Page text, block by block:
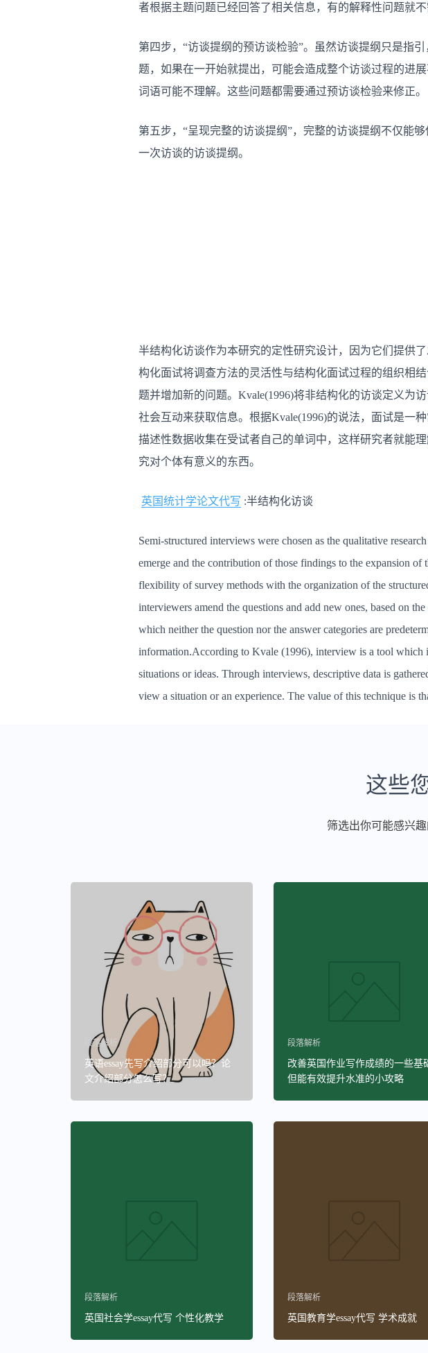
者根据主题问题已经回答了相关信息，有的解释性问题就不
第四步，“访谈提纲的预访谈检验”。虽然访谈提纲只是指
题，如果在一开始就提出，可能会造成整个访谈过程的进
词语可能不理解。这些问题都需要通过预访谈检验来修正。
第五步，“呈现完整的访谈提纲”，完整的访谈提纲不仅能
一次访谈的访谈提纲。
半结构化访谈作为本研究的定性研究设计，因为它们提供
构化面试将调查方法的灵活性与结构化面试过程的组织相
题并增加新的问题。Kvale(1996)将非结构化的访谈定义为
社会互动来获取信息。根据Kvale(1996)的说法，面试是一
描述性数据收集在受试者自己的单词中，这样研究者就能
究对个体有意义的东西。
英国统计学论文代写 :半结构化访谈
Semi-structured interviews were chosen as the qualitative
emerge and the contribution of those findings to the expansion
flexibility of survey methods with the organization of the
interviewers amend the questions and add new ones, based on
which neither the question nor the answer categories are
information.According to Kvale (1996), interview is a tool which
situations or ideas. Through interviews, descriptive data is
view a situation or an experience. The value of this technique is
这些
筛选出你可能感兴
段落解析
英语essay先写介绍部分可以吗？论
文介绍部分怎么写？
段落解析
改善英国作业写作成绩的一些基
但能有效提升水准的小攻略
段落解析
英国社会学essay代写 个性化教学
段落解析
英国教育学essay代写 学术成就